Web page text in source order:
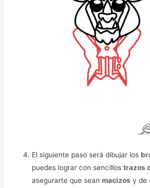
El siguiente paso será dibujar los
puedes lograr con sencillostrazos
asegurarte que seanmacizos y de